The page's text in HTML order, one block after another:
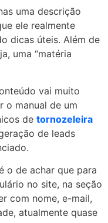
uma descrição
ele realmente
dicas úteis. Além de
uma “matéria
vai muito
o manual de um
de tornozeleira
de leads
o de achar que para
no site, na seção
com nome, e-mail,
atualmente quase